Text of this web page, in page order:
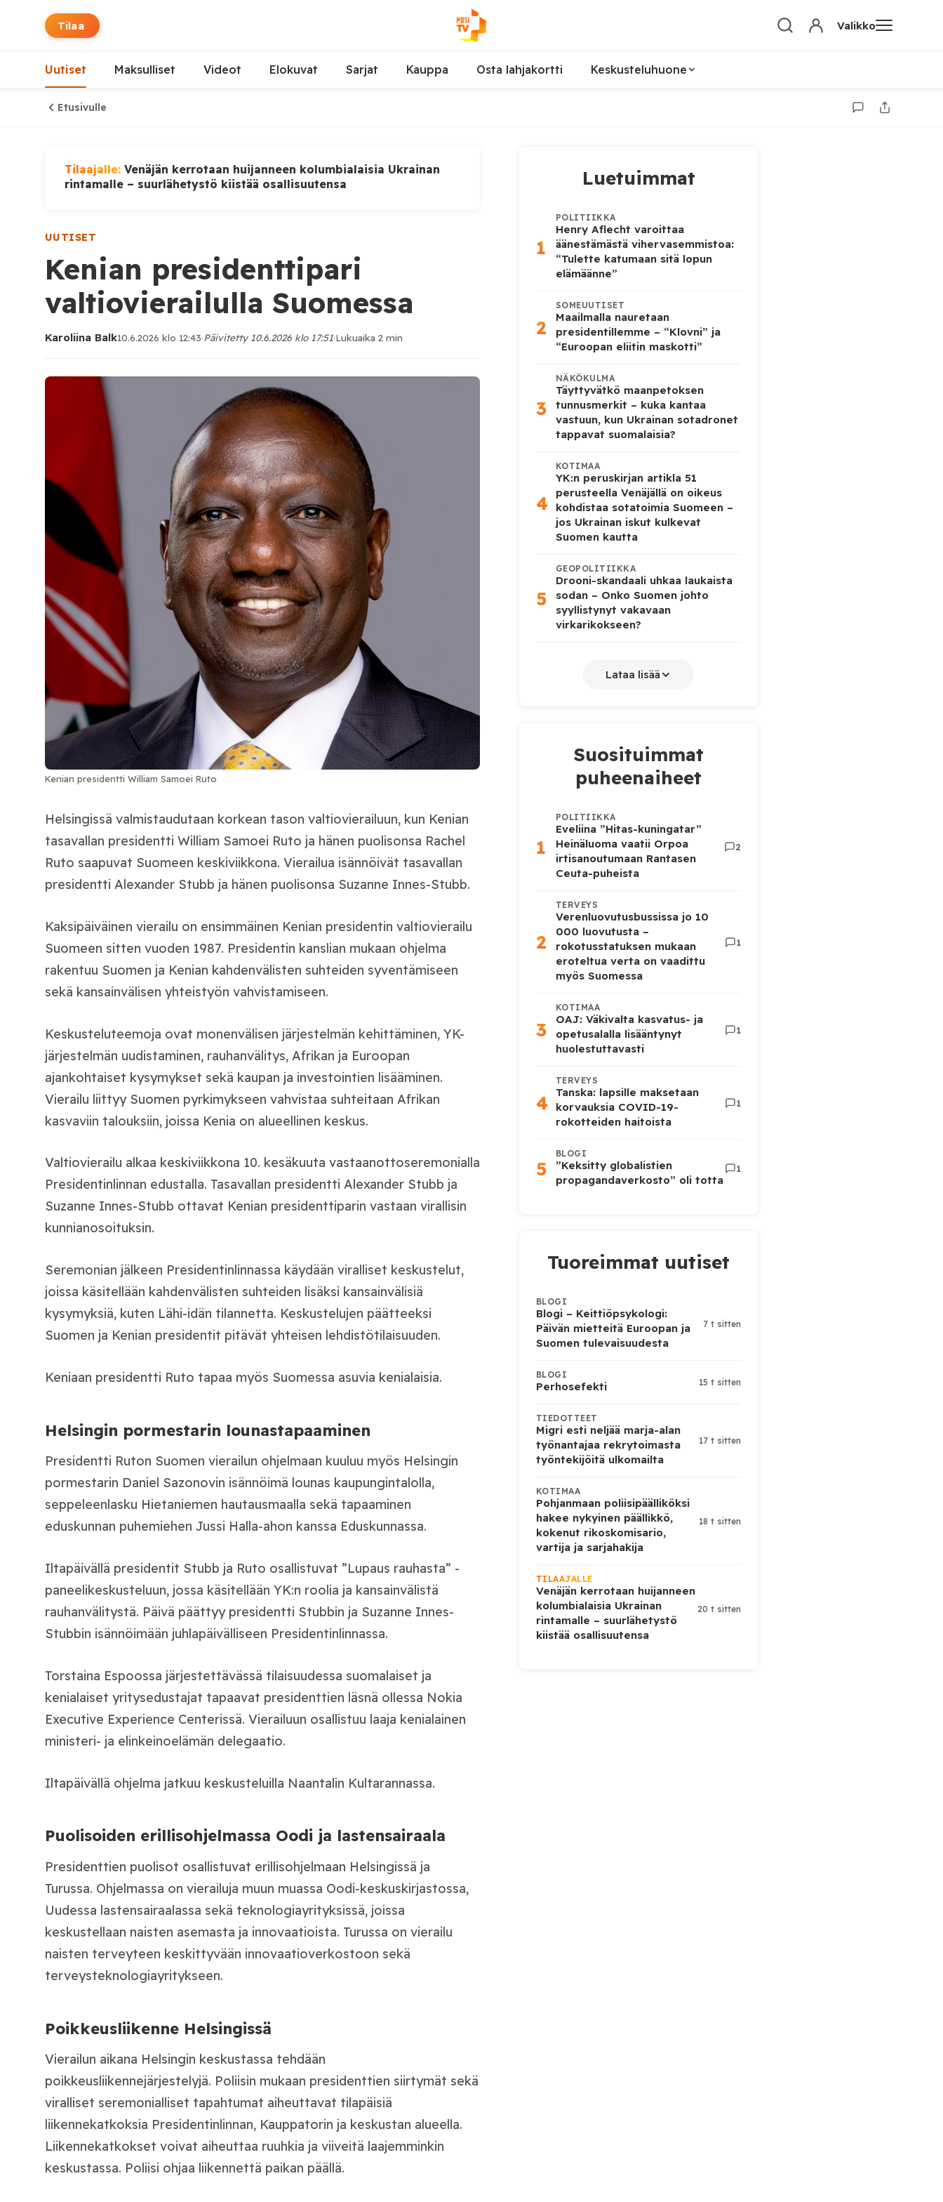
Tilaa Valikko
Uutiset Maksulliset Videot Elokuvat Sarjat Kauppa Osta lahjakortti Keskusteluhuone
Etusivulle
Tilaajalle: Venäjän kerrotaan huijanneen kolumbialaisia Ukrainan
rintamalle – suurlähetystö kiistää osallisuutensa
UUTISET
Kenian presidenttipari
valtiovierailulla Suomessa
Karoliina Balk10.6.2026 klo 12:43·Päivitetty 10.6.2026 klo 17:51·Lukuaika 2 min
Kenian presidentti William Samoei Ruto
Helsingissä valmistaudutaan korkean tason valtiovierailuun, kun Kenian
tasavallan presidentti William Samoei Ruto ja hänen puolisonsa Rachel
Ruto saapuvat Suomeen keskiviikkona. Vierailua isännöivät tasavallan
presidentti Alexander Stubb ja hänen puolisonsa Suzanne Innes-Stubb.
Kaksipäiväinen vierailu on ensimmäinen Kenian presidentin valtiovierailu
Suomeen sitten vuoden 1987. Presidentin kanslian mukaan ohjelma
rakentuu Suomen ja Kenian kahdenvälisten suhteiden syventämiseen
sekä kansainvälisen yhteistyön vahvistamiseen.
Keskusteluteemoja ovat monenvälisen järjestelmän kehittäminen, YK-
järjestelmän uudistaminen, rauhanvälitys, Afrikan ja Euroopan
ajankohtaiset kysymykset sekä kaupan ja investointien lisääminen.
Vierailu liittyy Suomen pyrkimykseen vahvistaa suhteitaan Afrikan
kasvaviin talouksiin, joissa Kenia on alueellinen keskus.
Valtiovierailu alkaa keskiviikkona 10. kesäkuuta vastaanottoseremonialla
Presidentinlinnan edustalla. Tasavallan presidentti Alexander Stubb ja
Suzanne Innes-Stubb ottavat Kenian presidenttiparin vastaan virallisin
kunnianosoituksin.
Seremonian jälkeen Presidentinlinnassa käydään viralliset keskustelut,
joissa käsitellään kahdenvälisten suhteiden lisäksi kansainvälisiä
kysymyksiä, kuten Lähi-idän tilannetta. Keskustelujen päätteeksi
Suomen ja Kenian presidentit pitävät yhteisen lehdistötilaisuuden.
Keniaan presidentti Ruto tapaa myös Suomessa asuvia kenialaisia.
Helsingin pormestarin lounastapaaminen
Presidentti Ruton Suomen vierailun ohjelmaan kuuluu myös Helsingin
pormestarin Daniel Sazonovin isännöimä lounas kaupungintalolla,
seppeleenlasku Hietaniemen hautausmaalla sekä tapaaminen
eduskunnan puhemiehen Jussi Halla-ahon kanssa Eduskunnassa.
Iltapäivällä presidentit Stubb ja Ruto osallistuvat ”Lupaus rauhasta” -
paneelikeskusteluun, jossa käsitellään YK:n roolia ja kansainvälistä
rauhanvälitystä. Päivä päättyy presidentti Stubbin ja Suzanne Innes-
Stubbin isännöimään juhlapäivälliseen Presidentinlinnassa.
Torstaina Espoossa järjestettävässä tilaisuudessa suomalaiset ja
kenialaiset yritysedustajat tapaavat presidenttien läsnä ollessa Nokia
Executive Experience Centerissä. Vierailuun osallistuu laaja kenialainen
ministeri- ja elinkeinoelämän delegaatio.
Iltapäivällä ohjelma jatkuu keskusteluilla Naantalin Kultarannassa.
Puolisoiden erillisohjelmassa Oodi ja lastensairaala
Presidenttien puolisot osallistuvat erillisohjelmaan Helsingissä ja
Turussa. Ohjelmassa on vierailuja muun muassa Oodi-keskuskirjastossa,
Uudessa lastensairaalassa sekä teknologiayrityksissä, joissa
keskustellaan naisten asemasta ja innovaatioista. Turussa on vierailu
naisten terveyteen keskittyvään innovaatioverkostoon sekä
terveysteknologiayritykseen.
Poikkeusliikenne Helsingissä
Vierailun aikana Helsingin keskustassa tehdään
poikkeusliikennejärjestelyjä. Poliisin mukaan presidenttien siirtymät sekä
viralliset seremonialliset tapahtumat aiheuttavat tilapäisiä
liikennekatkoksia Presidentinlinnan, Kauppatorin ja keskustan alueella.
Liikennekatkokset voivat aiheuttaa ruuhkia ja viiveitä laajemminkin
keskustassa. Poliisi ohjaa liikennettä paikan päällä.
Luetuimmat
1
POLITIIKKA
Henry Aflecht varoittaa
äänestämästä vihervasemmistoa:
“Tulette katumaan sitä lopun
elämäänne”
2
SOMEUUTISET
Maailmalla nauretaan
presidentillemme – “Klovni” ja
“Euroopan eliitin maskotti”
3
NÄKÖKULMA
Täyttyvätkö maanpetoksen
tunnusmerkit – kuka kantaa
vastuun, kun Ukrainan sotadronet
tappavat suomalaisia?
4
KOTIMAA
YK:n peruskirjan artikla 51
perusteella Venäjällä on oikeus
kohdistaa sotatoimia Suomeen –
jos Ukrainan iskut kulkevat
Suomen kautta
5
GEOPOLITIIKKA
Drooni-skandaali uhkaa laukaista
sodan – Onko Suomen johto
syyllistynyt vakavaan
virkarikokseen?
Lataa lisää
Suosituimmat
puheenaiheet
1
POLITIIKKA
Eveliina ”Hitas-kuningatar”
Heinäluoma vaatii Orpoa
irtisanoutumaan Rantasen
Ceuta-puheista
2
2
TERVEYS
Verenluovutusbussissa jo 10
000 luovutusta –
rokotusstatuksen mukaan
eroteltua verta on vaadittu
myös Suomessa
1
3
KOTIMAA
OAJ: Väkivalta kasvatus- ja
opetusalalla lisääntynyt
huolestuttavasti
1
4
TERVEYS
Tanska: lapsille maksetaan
korvauksia COVID-19-
rokotteiden haitoista
1
5
BLOGI
”Keksitty globalistien
propagandaverkosto” oli totta
1
Tuoreimmat uutiset
BLOGI
Blogi – Keittiöpsykologi:
Päivän mietteitä Euroopan ja
Suomen tulevaisuudesta
7 t sitten
BLOGI
Perhosefekti 15 t sitten
TIEDOTTEET
Migri esti neljää marja-alan
työnantajaa rekrytoimasta
työntekijöitä ulkomailta
17 t sitten
KOTIMAA
Pohjanmaan poliisipäälliköksi
hakee nykyinen päällikkö,
kokenut rikoskomisario,
vartija ja sarjahakija
18 t sitten
TILAAJALLE
Venäjän kerrotaan huijanneen
kolumbialaisia Ukrainan
rintamalle – suurlähetystö
kiistää osallisuutensa
20 t sitten